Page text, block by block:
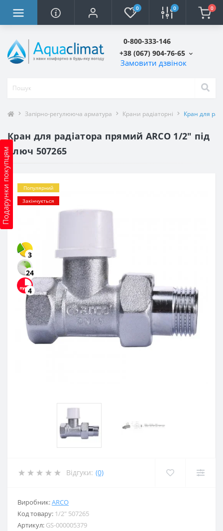
0 0 0
0-800-333-146
+38 (067) 904-76-65
Замовити дзвінок
Подарунки покупцям
Запірно-регулююча арматура Крани радіаторні Кран для
Кран для радіатора прямий ARCO 1/2″ під
ключ 507265
Популярний
Закінчується
3
24
4
Відгуки: (0)
Виробник:ARCO
Код товару: 1/2″ 507265
Артикул: GS-000005379